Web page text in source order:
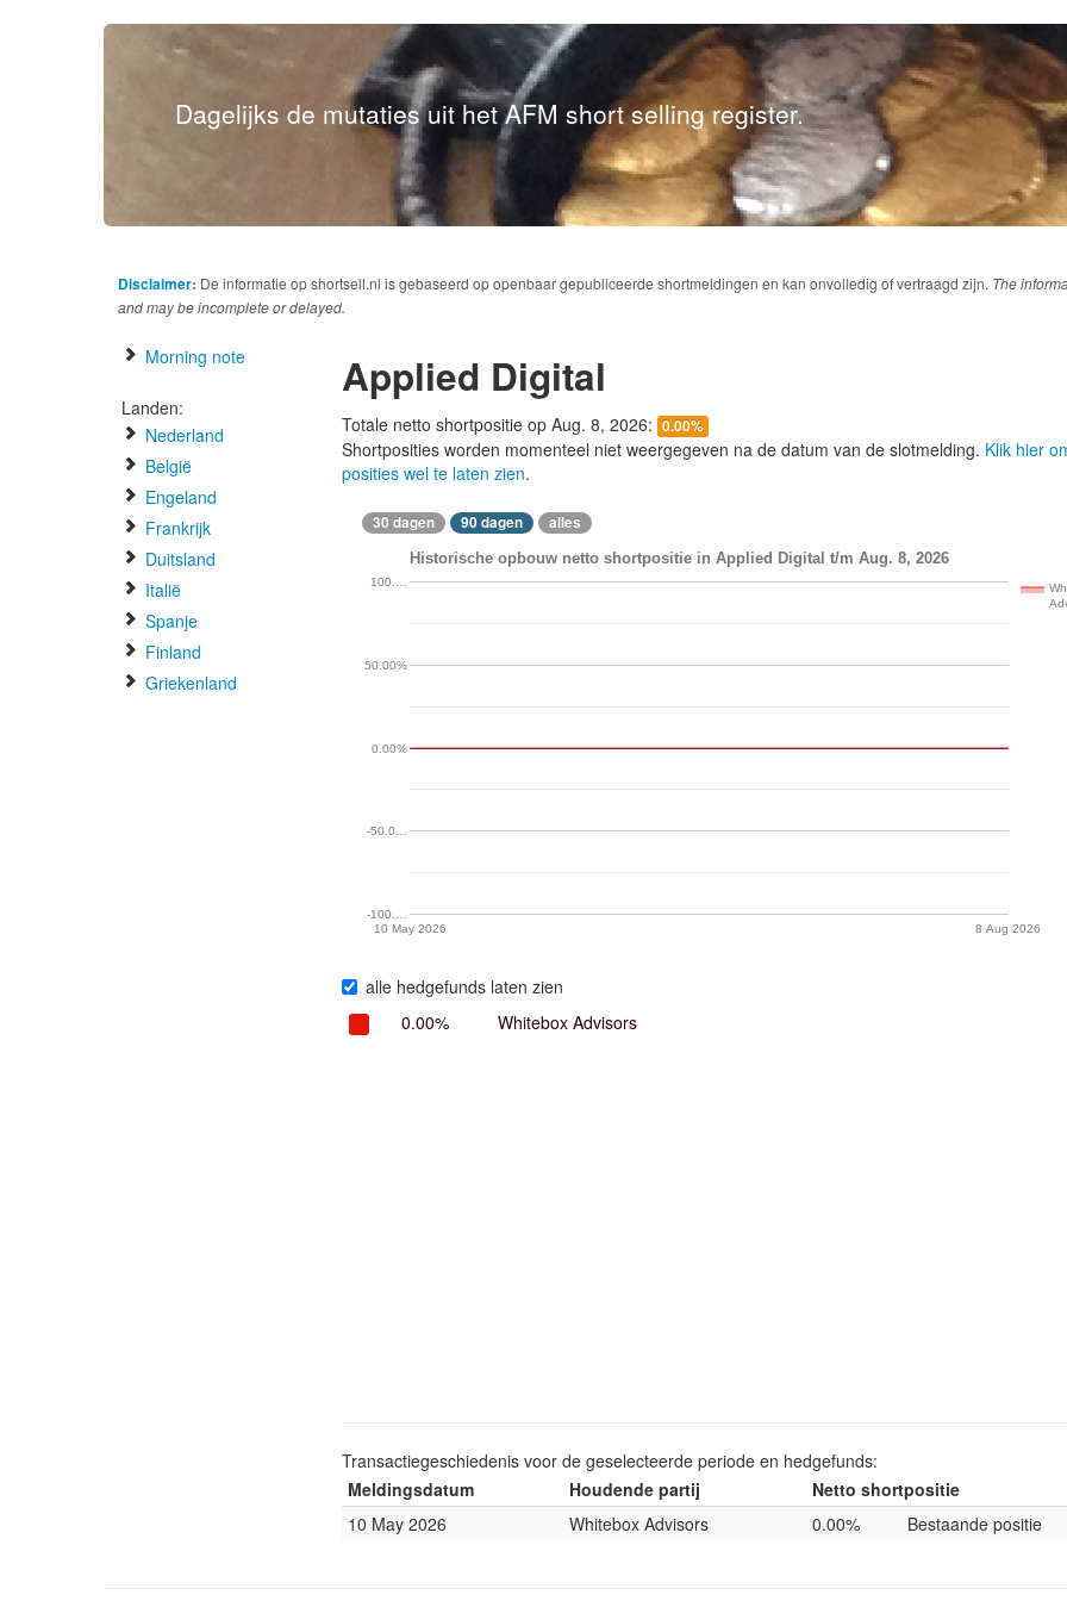
Dagelijks de mutaties uit het AFM short selling register.
Disclaimer: De informatie op shortsell.nl is gebaseerd op openbaar gepubliceerde shortmeldingen en kan onvolledig of vertraagd zijn. The
and may be incomplete or delayed.
Morning note
Landen:
Nederland
België
Engeland
Frankrijk
Duitsland
Italië
Spanje
Finland
Griekenland
Applied Digital
Totale netto shortpositie op Aug. 8, 2026: 0.00%
Shortposities worden momenteel niet weergegeven na de datum van de slotmelding. Klik hier
posities wel te laten zien.
30 dagen 90 dagen alles
Historische opbouw netto shortpositie in Applied Digital t/m Aug. 8, 2026
10 May 2026 8 Aug 2026
-100.…
-50.0…
0.00%
50.00%
100.…
alle hedgefunds laten zien
0.00%
Whitebox Advisors
Transactiegeschiedenis voor de geselecteerde periode en hedgefunds:
Meldingsdatum
Houdende partij
Netto shortpositie
10 May 2026
Whitebox Advisors 0.00% Bestaande positie